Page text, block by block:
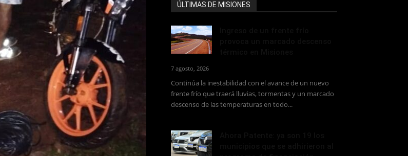
ÚLTIMAS DE MISIONES
7 agosto, 2026
Continúa la inestabilidad con el avance de un nuevo
frente frío que traerá lluvias, tormentas y un marcado
descenso de las temperaturas en todo...